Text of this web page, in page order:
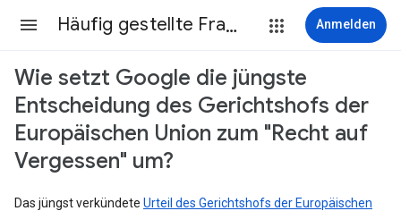
Häufig gestellte Fragen Anmelden
Wie setzt Google die jüngste
Entscheidung des Gerichtshofs der
Europäischen Union zum "Recht auf
Vergessen" um?
Das jüngst verkündete Urteil des Gerichtshofs der Europäischen